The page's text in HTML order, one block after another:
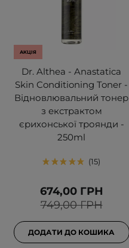
АКЦІЯ
Dr. Althea - Anastatica
Skin Conditioning Toner -
Відновлювальний тонер
з екстрактом
єрихонської троянди -
250ml
15
749,00 ГРН
674,00 ГРН
ДОДАТИ ДО КОШИКА